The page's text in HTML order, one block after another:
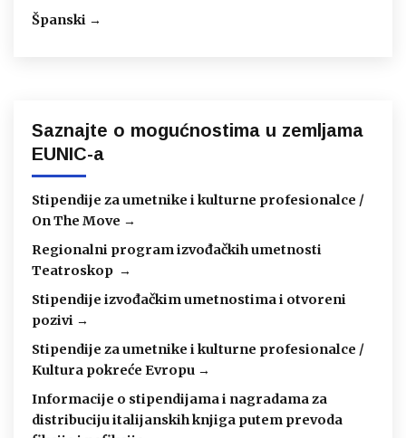
Španski →
Saznajte o mogućnostima u zemljama
EUNIC-a
Stipendije za umetnike i kulturne profesionalce /
On The Move →
Regionalni program izvođačkih umetnosti
Teatroskop →
Stipendije izvođačkim umetnostima i otvoreni
pozivi →
Stipendije za umetnike i kulturne profesionalce /
Kultura pokreće Evropu →
Informacije o stipendijama i nagradama za
distribuciju italijanskih knjiga putem prevoda